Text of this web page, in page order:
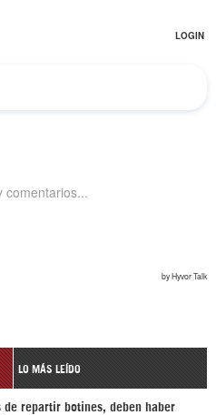
LO MÁS LEÍDO
de repartir botines, deben haber